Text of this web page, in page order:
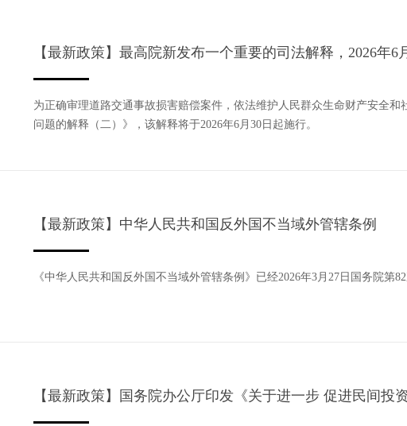
【最新政策】最高院新发布一个重要的司法解释，2026年6
为正确审理道路交通事故损害赔偿案件，依法维护人民群众生命财产安全
问题的解释（二）》，该解释将于2026年6月30日起施行。
【最新政策】中华人民共和国反外国不当域外管辖条例
《中华人民共和国反外国不当域外管辖条例》已经2026年3月27日国务院第
【最新政策】国务院办公厅印发《关于进一步 促进民间投